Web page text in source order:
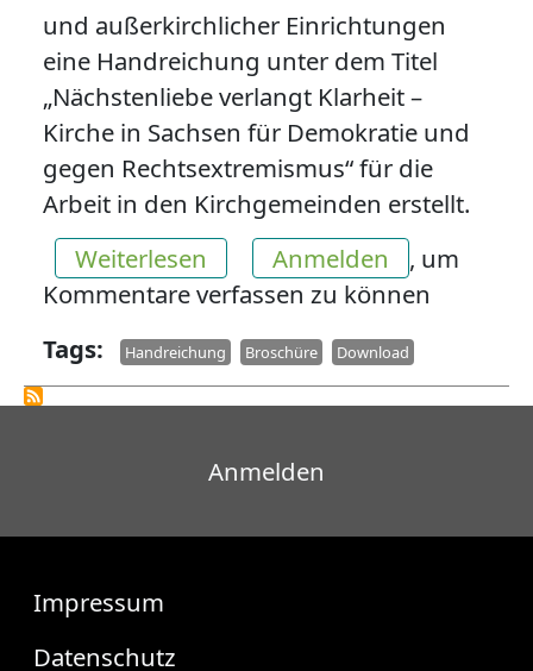
und außerkirchlicher Einrichtungen
eine Handreichung unter dem Titel
„Nächstenliebe verlangt Klarheit –
Kirche in Sachsen für Demokratie und
gegen Rechtsextremismus“ für die
Arbeit in den Kirchgemeinden erstellt.
Weiterlesen über Handreichung
Anmelden
, um
Kommentare verfassen zu können
Tags
Handreichung Broschüre Download
Benutzermenü
Anmelden
Fußzeile
Impressum
Datenschutz